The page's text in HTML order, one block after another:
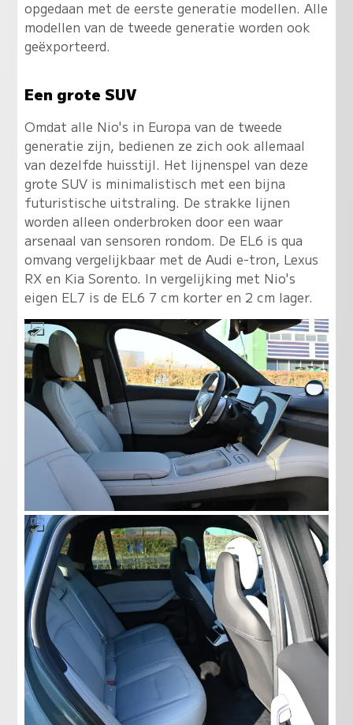
opgedaan met de eerste generatie modellen. Alle
modellen van de tweede generatie worden ook
geëxporteerd.
Een grote SUV
Omdat alle Nio's in Europa van de tweede
generatie zijn, bedienen ze zich ook allemaal
van dezelfde huisstijl. Het lijnenspel van deze
grote SUV is minimalistisch met een bijna
futuristische uitstraling. De strakke lijnen
worden alleen onderbroken door een waar
arsenaal van sensoren rondom. De EL6 is qua
omvang vergelijkbaar met de Audi e-tron, Lexus
RX en Kia Sorento. In vergelijking met Nio's
eigen EL7 is de EL6 7 cm korter en 2 cm lager.